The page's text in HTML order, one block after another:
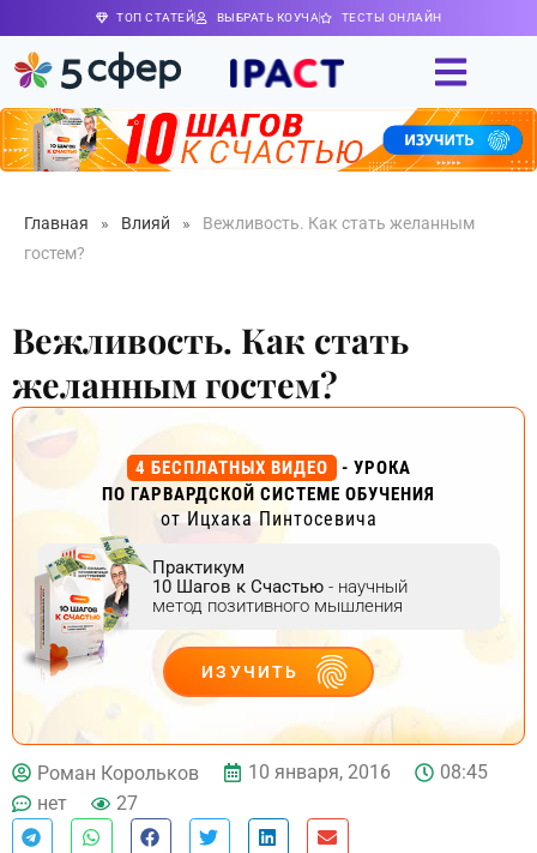
ТОП СТАТЕЙ ВЫБРАТЬ КОУЧА ТЕСТЫ ОНЛАЙН
Главная » Влияй »
Вежливость. Как стать желанным
гостем?
Вежливость. Как стать
желанным гостем?
4 БЕСПЛАТНЫХ ВИДЕО
- УРОКА
ПО ГАРВАРДСКОЙ СИСТЕМЕ ОБУЧЕНИЯ
от Ицхака Пинтосевича
Практикум
10 Шагов к Счастью - научный
метод позитивного мышления
ИЗУЧИТЬ
ДЕЙСТВУЙ
Роман Корольков 10 января, 2016
08:45
нет
27